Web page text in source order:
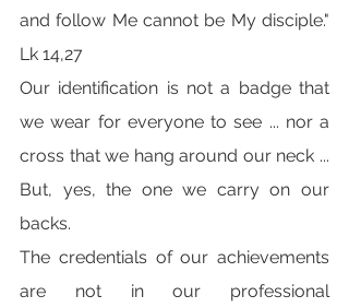
and follow Me cannot be My disciple."
Lk 14,27
Our identification is not a badge that
we wear for everyone to see ... nor a
cross that we hang around our neck ...
But, yes, the one we carry on our
backs.
The credentials of our achievements
are not in our professional